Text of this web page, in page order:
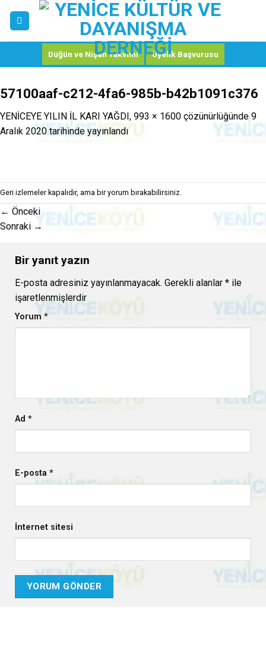
Düğün ve Nişan Takvimi Üyelik Başvurusu
57100aaf-c212-4fa6-985b-b42b1091c376
YENİCEYE YILIN İL KARI YAĞDI , 993 × 1600 çözünürlüğünde 9
Aralık 2020 tarihinde yayınlandı
Geri izlemeler kapalıdır, ama bir yorum bırakabilirsiniz.
← Önceki
Sonraki →
Bir yanıt yazın
E-posta adresiniz yayınlanmayacak. Gerekli alanlar * ile
işaretlenmişlerdir
Yorum *
Ad *
E-posta *
İnternet sitesi